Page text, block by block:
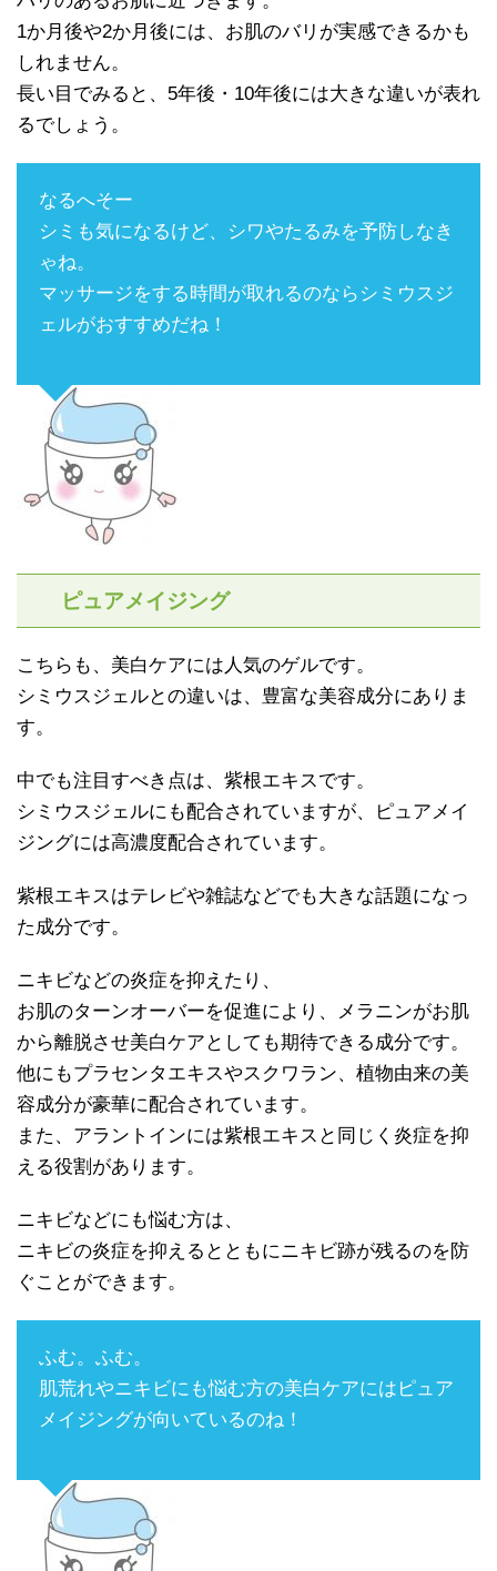
1か月後や2か月後には、お肌のバリが実感できるかも
しれません。
長い目でみると、5年後・10年後には大きな違いが表れ
るでしょう。
なるへそー
シミも気になるけど、シワやたるみを予防しなき
ゃね。
マッサージをする時間が取れるのならシミウスジ
ェルがおすすめだね！
ピュアメイジング
こちらも、美白ケアには人気のゲルです。
シミウスジェルとの違いは、豊富な美容成分にありま
す。
中でも注目すべき点は、紫根エキスです。
シミウスジェルにも配合されていますが、ピュアメイ
ジングには高濃度配合されています。
紫根エキスはテレビや雑誌などでも大きな話題になっ
た成分です。
ニキビなどの炎症を抑えたり、
お肌のターンオーバーを促進により、メラニンがお肌
から離脱させ美白ケアとしても期待できる成分です。
他にもプラセンタエキスやスクワラン、植物由来の美
容成分が豪華に配合されています。
また、アラントインには紫根エキスと同じく炎症を抑
える役割があります。
ニキビなどにも悩む方は、
ニキビの炎症を抑えるとともにニキビ跡が残るのを防
ぐことができます。
ふむ。ふむ。
肌荒れやニキビにも悩む方の美白ケアにはピュア
メイジングが向いているのね！